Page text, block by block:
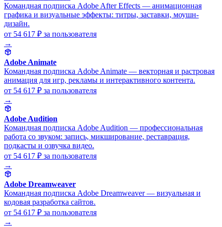
Командная подписка Adobe After Effects — анимационная
графика и визуальные эффекты: титры, заставки, моушн-
дизайн.
от 54 617 ₽ за пользователя
→
Adobe Animate
Командная подписка Adobe Animate — векторная и растровая
анимация для игр, рекламы и интерактивного контента.
от 54 617 ₽ за пользователя
→
Adobe Audition
Командная подписка Adobe Audition — профессиональная
работа со звуком: запись, микширование, реставрация,
подкасты и озвучка видео.
от 54 617 ₽ за пользователя
→
Adobe Dreamweaver
Командная подписка Adobe Dreamweaver — визуальная и
кодовая разработка сайтов.
от 54 617 ₽ за пользователя
→